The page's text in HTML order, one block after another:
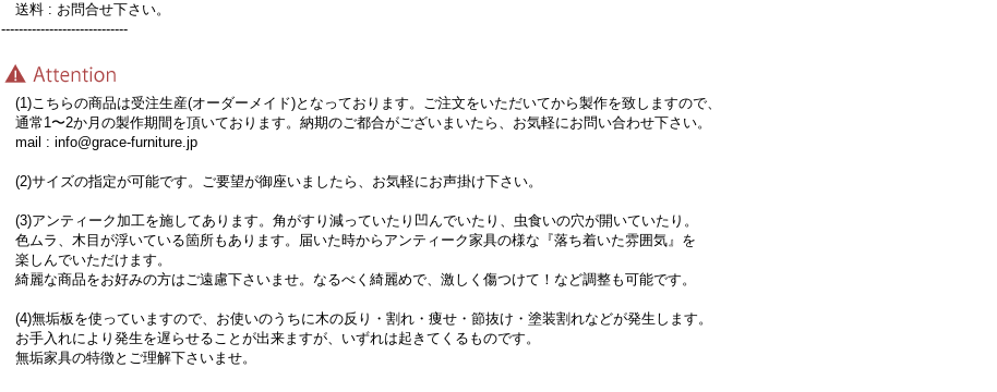
送料 : お問合せ下さい。
-----------------------------
(1)こちらの商品は受注生産(オーダーメイド)となっております。ご注文をいただいてから製作を致しますので、
通常1〜2か月の製作期間を頂いております。納期のご都合がございまいたら、お気軽にお問い合わせ下さい。
mail : info@grace-furniture.jp
(2)サイズの指定が可能です。ご要望が御座いましたら、お気軽にお声掛け下さい。
(3)アンティーク加工を施してあります。角がすり減っていたり凹んでいたり、虫食いの穴が開いていたり。
色ムラ、木目が浮いている箇所もあります。届いた時からアンティーク家具の様な『落ち着いた雰囲気』を
楽しんでいただけます。
綺麗な商品をお好みの方はご遠慮下さいませ。なるべく綺麗めで、激しく傷つけて！など調整も可能です。
(4)無垢板を使っていますので、お使いのうちに木の反り・割れ・痩せ・節抜け・塗装割れなどが発生します。
お手入れにより発生を遅らせることが出来ますが、いずれは起きてくるものです。
無垢家具の特徴とご理解下さいませ。